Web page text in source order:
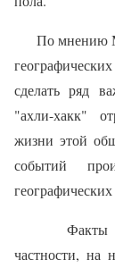
По мнению
сделать ряд
"ахли-хакк"
жизни этой
событий
Факты
частности, на